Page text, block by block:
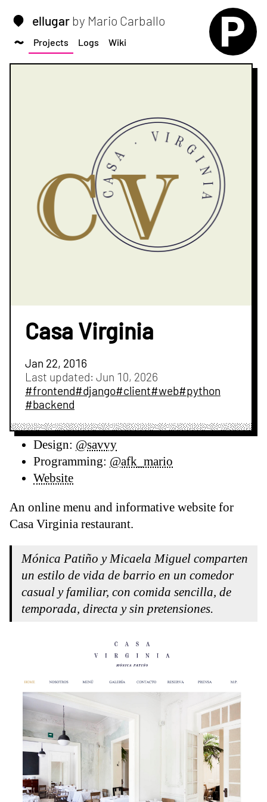
ellugar by Mario Carballo
Projects Logs Wiki
Casa Virginia
Jan 22, 2016
Last updated: Jun 10, 2026
#frontend#django#client#web#python
#backend
Design: @savvy
Programming: @afk_mario
Website
An online menu and informative website for
Casa Virginia restaurant.
Mónica Patiño y Micaela Miguel comparten
un estilo de vida de barrio en un comedor
casual y familiar, con comida sencilla, de
temporada, directa y sin pretensiones.